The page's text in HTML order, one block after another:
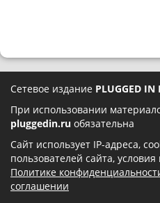
Сетевое издание PLUGGED IN
При использовании
pluggedin.ru обязательна
Сайт использует IP-адреса,
пользователей сайта,
Политике
соглашении